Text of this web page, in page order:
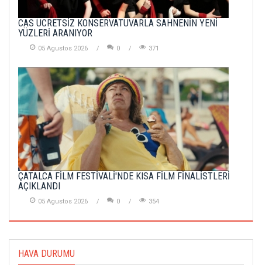
CAS ÜCRETSİZ KONSERVATUVARLA SAHNENİN YENİ
YÜZLERİ ARANIYOR
05 Agustos 2026 0 371
ÇATALCA FİLM FESTİVALİ'NDE KISA FİLM FİNALİSTLERİ
AÇIKLANDI
05 Agustos 2026 0 354
HAVA DURUMU